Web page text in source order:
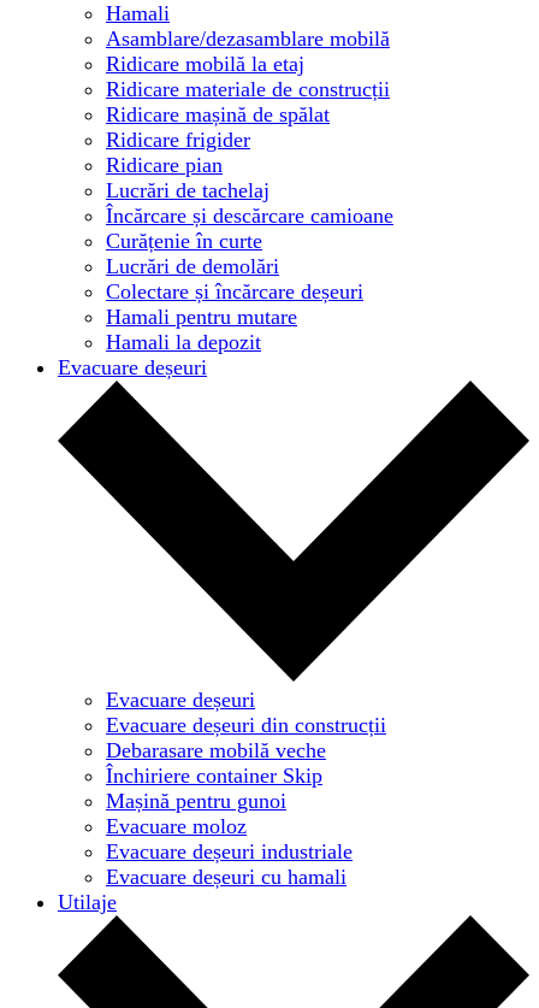
Hamali
Asamblare/dezasamblare mobilă
Ridicare mobilă la etaj
Ridicare materiale de construcții
Ridicare mașină de spălat
Ridicare frigider
Ridicare pian
Lucrări de tachelaj
Încărcare și descărcare camioane
Curățenie în curte
Lucrări de demolări
Colectare și încărcare deșeuri
Hamali pentru mutare
Hamali la depozit
Evacuare deșeuri
Evacuare deșeuri
Evacuare deșeuri din construcții
Debarasare mobilă veche
Închiriere container Skip
Mașină pentru gunoi
Evacuare moloz
Evacuare deșeuri industriale
Evacuare deșeuri cu hamali
Utilaje